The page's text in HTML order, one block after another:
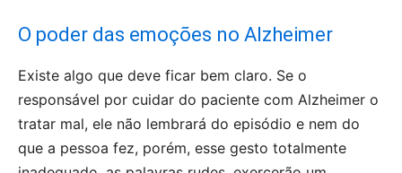
O poder das emoções no Alzheimer
Existe algo que deve ficar bem claro. Se o
responsável por cuidar do paciente com Alzheimer o
tratar mal, ele não lembrará do episódio e nem do
que a pessoa fez, porém, esse gesto totalmente